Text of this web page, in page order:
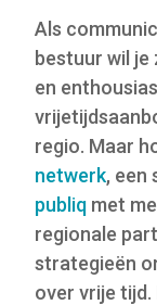
Als
bestuur wil je
en
regio. Maar
netwerk, een
publiq met
regionale
strategieën
over vrije tijd.